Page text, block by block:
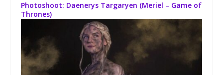
Photoshoot: Daenerys Targaryen (Meriel – Game of
Thrones)